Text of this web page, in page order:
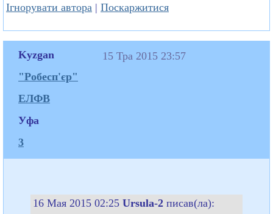
Ігнорувати автора | Поскаржитися
Kyzgan
"Робесп'єр"
ЕЛФВ
Уфа
3
15 Тра 2015 23:57
16 Мая 2015 02:25 Ursula-2 писав(ла):